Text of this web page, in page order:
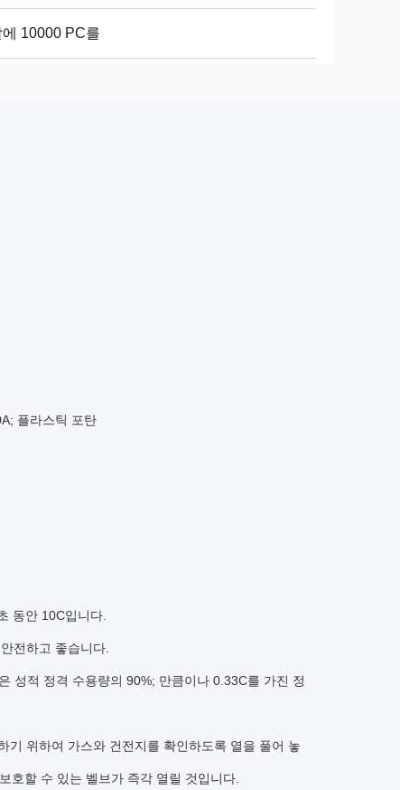
에 10000 PC를
플라스틱 포탄
동안 10C입니다.
전하고 좋습니다.
성적 정격 수용량의 90%; 만큼이나 0.33C를 가진 정
위하여 가스와 건전지를 확인하도록 열을 풀어 놓
호할 수 있는 벨브가 즉각 열릴 것입니다.